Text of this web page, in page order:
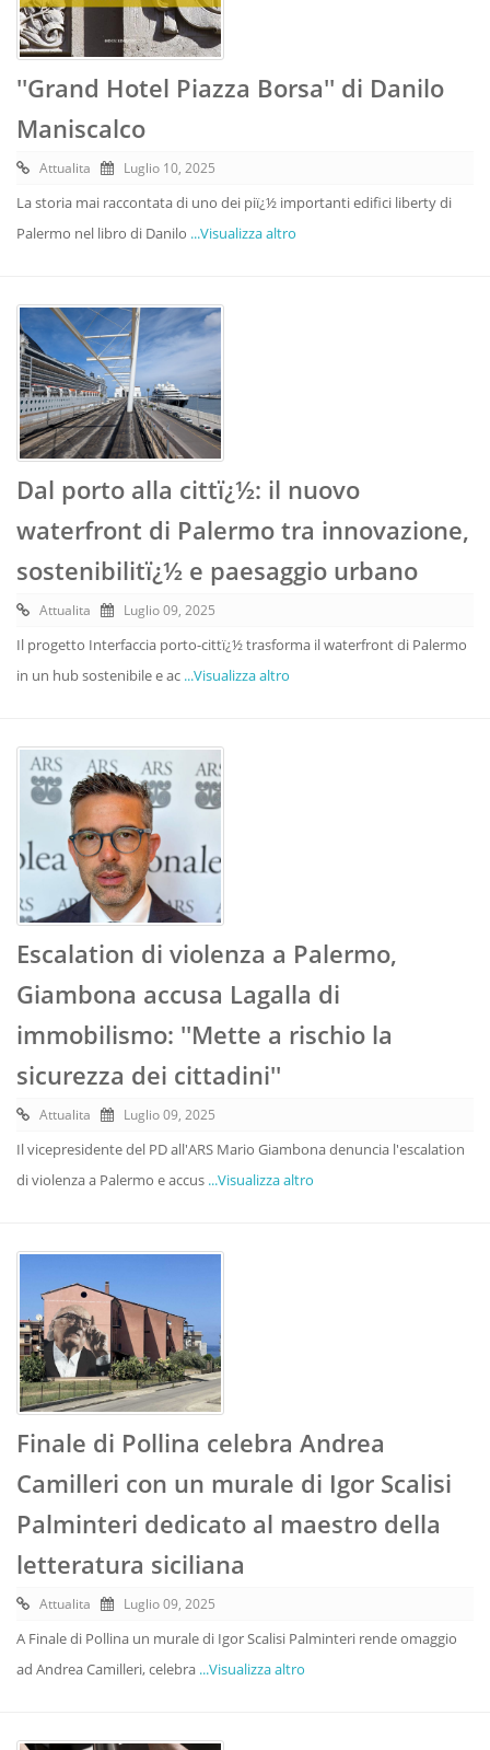
''Grand Hotel Piazza Borsa'' di Danilo
Maniscalco
Attualita Luglio 10, 2025
La storia mai raccontata di uno dei piï¿½ importanti edifici liberty di
Palermo nel libro di Danilo ...Visualizza altro
Dal porto alla cittï¿½: il nuovo
waterfront di Palermo tra innovazione,
sostenibilitï¿½ e paesaggio urbano
Attualita Luglio 09, 2025
Il progetto Interfaccia porto-cittï¿½ trasforma il waterfront di Palermo
in un hub sostenibile e ac ...Visualizza altro
Escalation di violenza a Palermo,
Giambona accusa Lagalla di
immobilismo: ''Mette a rischio la
sicurezza dei cittadini''
Attualita Luglio 09, 2025
Il vicepresidente del PD all'ARS Mario Giambona denuncia l'escalation
di violenza a Palermo e accus ...Visualizza altro
Finale di Pollina celebra Andrea
Camilleri con un murale di Igor Scalisi
Palminteri dedicato al maestro della
letteratura siciliana
Attualita Luglio 09, 2025
A Finale di Pollina un murale di Igor Scalisi Palminteri rende omaggio
ad Andrea Camilleri, celebra ...Visualizza altro